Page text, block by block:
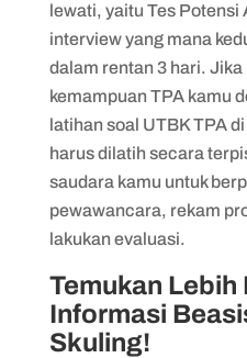
lewati, yaitu Tes Potensi
interview yang mana
dalam rentan 3 hari.
kemampuan TPA kamu
latihan soal UTBK TPA
harus dilatih secara
saudara kamu untuk
pewawancara, rekam
lakukan evaluasi.
Temukan Lebih
Informasi
Skuling!